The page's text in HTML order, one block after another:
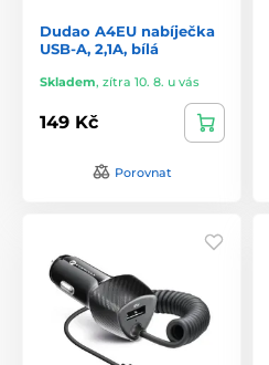
Dudao A4EU nabíječka
USB-A, 2,1A, bílá
Skladem, zítra 10. 8. u vás
149 Kč
Porovnat